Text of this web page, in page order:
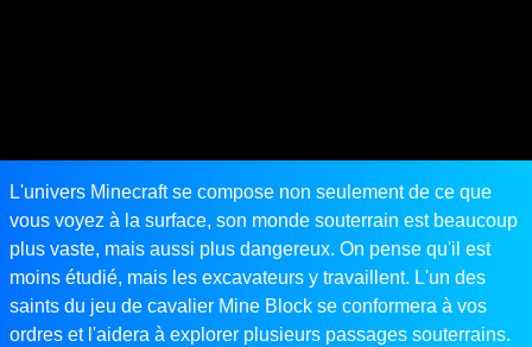
L'univers Minecraft se compose non seulement de ce que
vous voyez à la surface, son monde souterrain est beaucoup
plus vaste, mais aussi plus dangereux. On pense qu'il est
moins étudié, mais les excavateurs y travaillent. L'un des
saints du jeu de cavalier Mine Block se conformera à vos
ordres et l'aidera à explorer plusieurs passages souterrains.